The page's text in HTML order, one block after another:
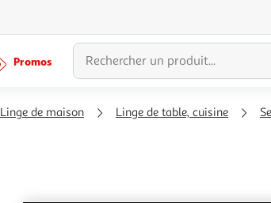
Promos
Linge de maison Linge de table, cuisine